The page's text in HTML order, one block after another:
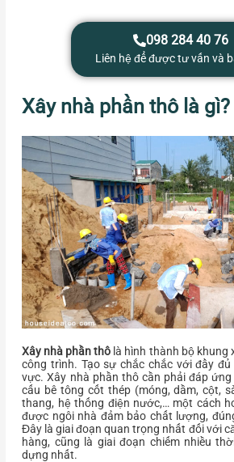
098 284 40 76
Liên hệ để được tư vấn và
Xây nhà phần thô là gì?
Xây nhà phần thô là hình thành bộ
công trình. Tạo sự chắc chắc với đầy
vực. Xây nhà phần thô cần phải đáp
cấu bê tông cốt thép (móng, dầm, cột,
thang, hệ thống điện nước,… một cách
được ngôi nhà đảm bảo chất lượng,
Đây là giai đoạn quan trọng nhất đối với
hàng, cũng là giai đoạn chiếm nhiều
dựng nhất.